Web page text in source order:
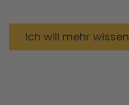
Ich will mehr wissen